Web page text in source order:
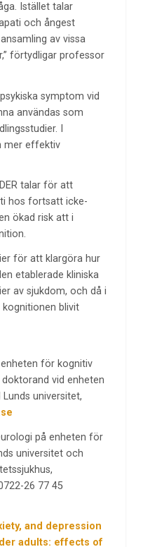
Istället talar
och ångest
av vissa
förtydligar professor
symptom vid
användas som
I
mer effektiv
talar för att
hos fortsatt icke-
ökad risk att i
för att klargöra hur
etablerade kliniska
av sjukdom, och då i
blivit
för kognitiv
vid enheten
universitet,
på enheten för
universitet och
26 77 45
and depression
adults: effects of